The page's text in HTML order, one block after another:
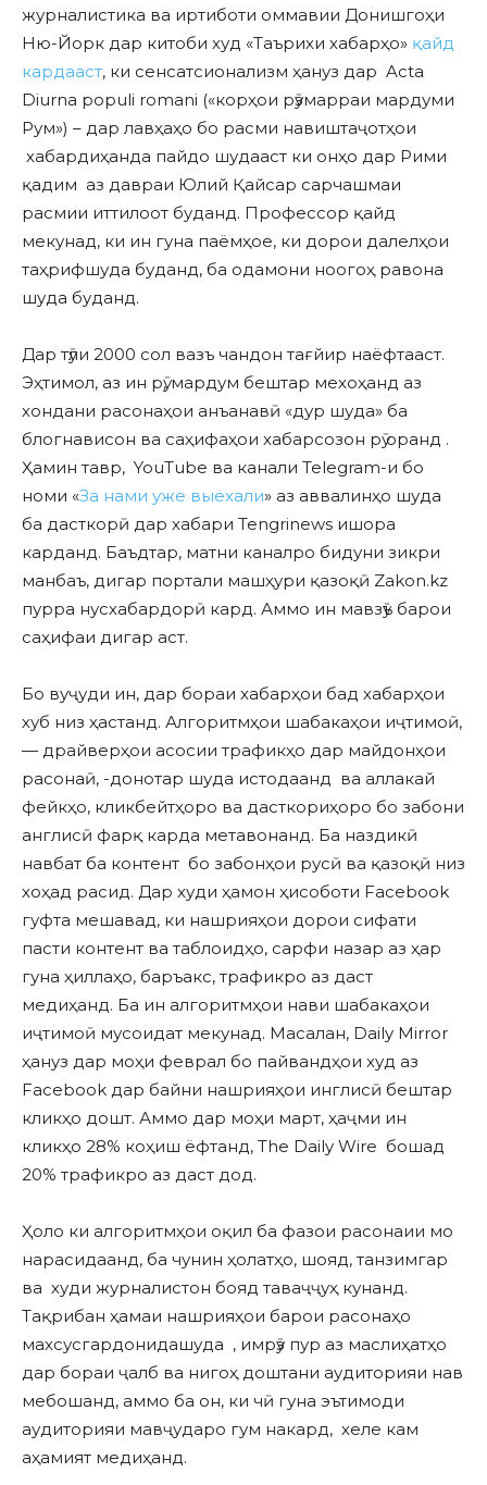
журналистика ва иртиботи оммавии Донишгоҳи
Ню-Йорк дар китоби худ «Таърихи хабарҳо» қайд
кардааст, ки сенсатсионализм ҳануз дар Acta
Diurna populi romani («корҳои рӯзмарраи мардуми
Рум») – дар лавҳаҳо бо расми навиштаҷотҳои
хабардиҳанда пайдо шудааст ки онҳо дар Рими
қадим аз давраи Юлий Қайсар сарчашмаи
расмии иттилоот буданд. Профессор қайд
мекунад, ки ин гуна паёмҳое, ки дорои далелҳои
таҳрифшуда буданд, ба одамони ноогоҳ равона
шуда буданд.
Дар тӯли 2000 сол вазъ чандон тағйир наёфтааст.
Эҳтимол, аз ин рӯ, мардум бештар мехоҳанд аз
хондани расонаҳои анъанавӣ «дур шуда» ба
блогнависон ва саҳифаҳои хабарсозон рӯ оранд .
Ҳамин тавр, YouTube ва канали Telegram-и бо
номи «За нами уже выехали» аз аввалинҳо шуда
ба дасткорӣ дар хабари Tengrinews ишора
карданд. Баъдтар, матни каналро бидуни зикри
манбаъ, дигар портали машҳури қазоқӣ Zakon.kz
пурра нусхабардорӣ кард. Аммо ин мавзӯъ барои
саҳифаи дигар аст.
Бо вуҷуди ин, дар бораи хабарҳои бад хабарҳои
хуб низ ҳастанд. Алгоритмҳои шабакаҳои иҷтимоӣ,
— драйверҳои асосии трафикҳо дар майдонҳои
расонаӣ, -донотар шуда истодаанд ва аллакай
фейкҳо, кликбейтҳоро ва дасткориҳоро бо забони
англисӣ фарқ карда метавонанд. Ба наздикӣ
навбат ба контент бо забонҳои русӣ ва қазоқӣ низ
хоҳад расид. Дар худи ҳамон ҳисоботи Facebook
гуфта мешавад, ки нашрияҳои дорои сифати
пасти контент ва таблоидҳо, сарфи назар аз ҳар
гуна ҳиллаҳо, баръакс, трафикро аз даст
медиҳанд. Ба ин алгоритмҳои нави шабакаҳои
иҷтимоӣ мусоидат мекунад. Масалан, Daily Mirror
ҳануз дар моҳи феврал бо пайвандҳои худ аз
Facebook дар байни нашрияҳои инглисӣ бештар
кликҳо дошт. Аммо дар моҳи март, ҳаҷми ин
кликҳо 28% коҳиш ёфтанд, The Daily Wire бошад
20% трафикро аз даст дод.
Ҳоло ки алгоритмҳои оқил ба фазои расонаии мо
нарасидаанд, ба чунин ҳолатҳо, шояд, танзимгар
ва худи журналистон бояд таваҷҷуҳ кунанд.
Тақрибан ҳамаи нашрияҳои барои расонаҳо
махсусгардонидашуда , имрӯз пур аз маслиҳатҳо
дар бораи ҷалб ва нигоҳ доштани аудиторияи нав
мебошанд, аммо ба он, ки чӣ гуна эътимоди
аудиторияи мавҷударо гум накард, хеле кам
аҳамият медиҳанд.